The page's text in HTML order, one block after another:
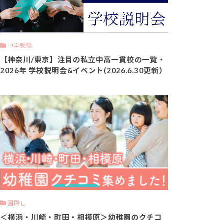
中学受験
【神奈川/東京】注目の私立中高一貫校の一覧・
2026年 学校説明会&イベント(2026.6.30更新）
園探し
＜横浜・川崎・町田・相模原＞幼稚園のクチコ